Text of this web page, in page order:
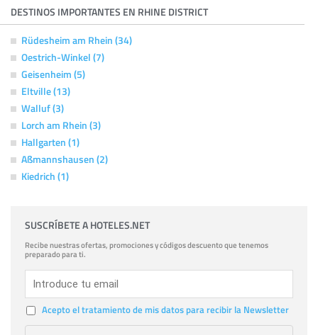
DESTINOS IMPORTANTES EN RHINE DISTRICT
Rüdesheim am Rhein (34)
Oestrich-Winkel (7)
Geisenheim (5)
Eltville (13)
Walluf (3)
Lorch am Rhein (3)
Hallgarten (1)
Aßmannshausen (2)
Kiedrich (1)
SUSCRÍBETE A HOTELES.NET
Recibe nuestras ofertas, promociones y códigos descuento que tenemos
preparado para ti.
Acepto el tratamiento de mis datos para recibir la Newsletter